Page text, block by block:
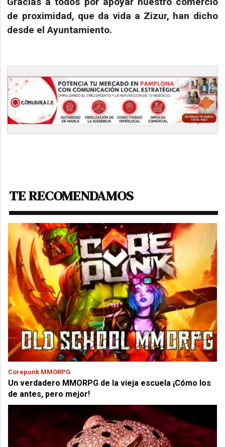
de proximidad, que da vida a Zizur, han dicho
desde el Ayuntamiento.
TE RECOMENDAMOS
Corepunk MMORPG
Un verdadero MMORPG de la vieja escuela ¡Cómo los
de antes, pero mejor!